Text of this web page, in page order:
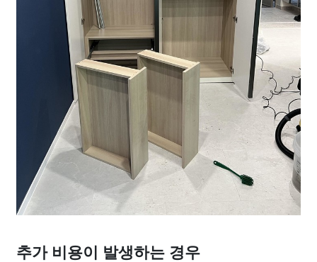
추가 비용이 발생하는 경우